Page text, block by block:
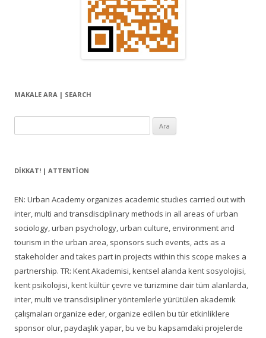
MAKALE ARA | SEARCH
DIKKAT! | ATTENTION
EN: Urban Academy organizes academic studies carried out with
inter, multi and transdisciplinary methods in all areas of urban
sociology, urban psychology, urban culture, environment and
tourism in the urban area, sponsors such events, acts as a
stakeholder and takes part in projects within this scope makes a
partnership. TR: Kent Akademisi, kentsel alanda kent sosyolojisi,
kent psikolojisi, kent kültür çevre ve turizmine dair tüm alanlarda,
inter, multi ve transdisipliner yöntemlerle yürütülen akademik
çalışmaları organize eder, organize edilen bu tür etkinliklere
sponsor olur, paydaşlık yapar, bu ve bu kapsamdaki projelerde